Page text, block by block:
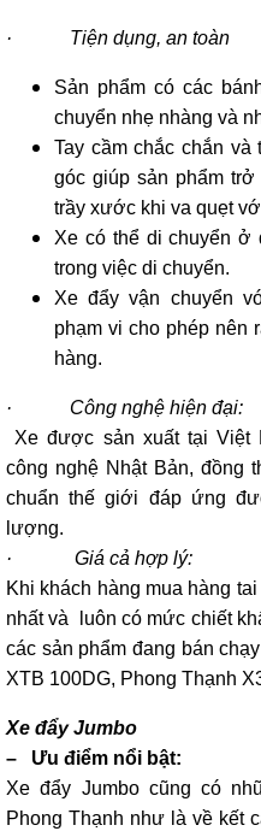
· Tiện dụng, an toàn
Sản phẩm có các
chuyển nhẹ nhàng và
Tay cầm chắc chắn
góc giúp sản phẩm
trầy xước khi va quẹt
Xe có thể di chuyển ở
trong việc di chuyển.
Xe đẩy vận chuyển
phạm vi cho phép nên
hàng.
· Công nghệ hiện đại:
Xe được sản xuất tại
công nghệ Nhật Bản, đồng
chuẩn thế giới đáp ứng
lượng.
· Giá cả hợp lý:
Khi khách hàng mua hàng
nhất và luôn có mức chiết
các sản phẩm đang bán
XTB 100DG, Phong Thạnh
Xe đẩy Jumbo
– Ưu điểm nổi bật:
Xe đẩy Jumbo cũng có
Phong Thạnh như là về kết